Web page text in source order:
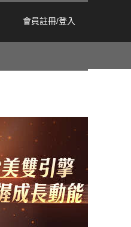
會員註冊/登入